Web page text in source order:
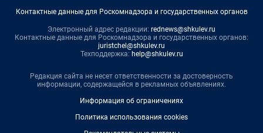
Контактные данные для Роскомнадзора и государственных органов
Электронный адрес редакции: rednews@shkulev.ru
Контактные данные для Роскомнадзора и государственных органов:
juristchel@shkulev.ru
Техподдержка: help@shkulev.ru
Редакция сайта не несет ответственности за достоверность
информации, содержащейся в рекламных объявлениях.
Информация об ограничениях
Политика использования cookies